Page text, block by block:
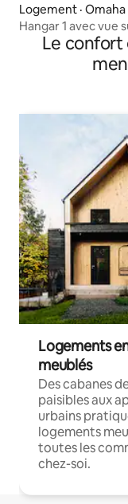
Logement · Omaha
Hangar 1 avec vue
Le confort
Logements
meublés
Des cabanes
paisibles aux
urbains
logements
toutes les
chez-soi.